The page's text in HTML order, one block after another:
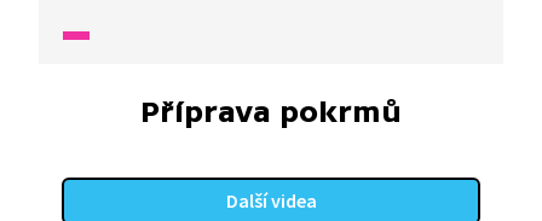
důležité momenty.
Příprava pokrmů
Další videa